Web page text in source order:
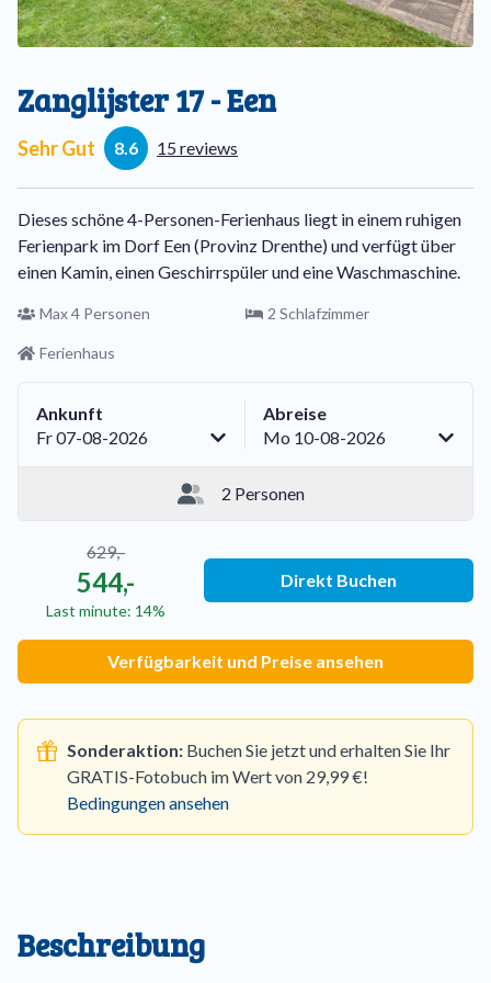
Zanglijster 17 - Een
Sehr Gut 8.6 15 reviews
Dieses schöne 4-Personen-Ferienhaus liegt in einem ruhigen
Ferienpark im Dorf Een (Provinz Drenthe) und verfügt über
einen Kamin, einen Geschirrspüler und eine Waschmaschine.
Max 4 Personen 2 Schlafzimmer
Ferienhaus
Ankunft
Fr 07-08-2026
Abreise
Mo 10-08-2026
2 Personen
629,-
544,-
Last minute: 14%
Direkt Buchen
Verfügbarkeit und Preise ansehen
Sonderaktion: Buchen Sie jetzt und erhalten Sie Ihr
GRATIS-Fotobuch im Wert von 29,99 €!
Bedingungen ansehen
Beschreibung